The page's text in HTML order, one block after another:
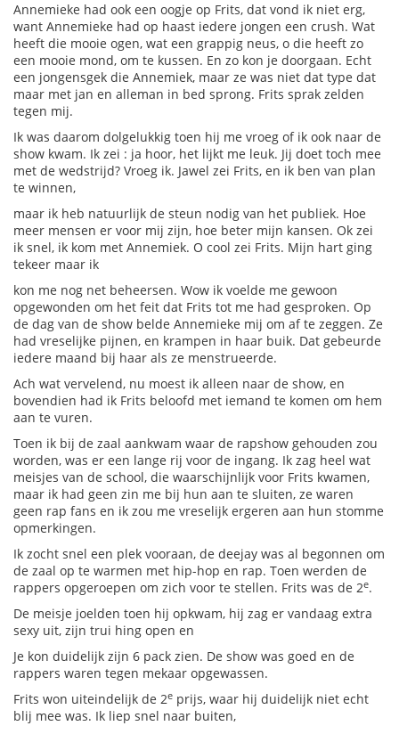
Annemieke had ook een oogje op Frits, dat vond ik niet erg,
want Annemieke had op haast iedere jongen een crush. Wat
heeft die mooie ogen, wat een grappig neus, o die heeft zo
een mooie mond, om te kussen. En zo kon je doorgaan. Echt
een jongensgek die Annemiek, maar ze was niet dat type dat
maar met jan en alleman in bed sprong. Frits sprak zelden
tegen mij.
Ik was daarom dolgelukkig toen hij me vroeg of ik ook naar de
show kwam. Ik zei : ja hoor, het lijkt me leuk. Jij doet toch mee
met de wedstrijd? Vroeg ik. Jawel zei Frits, en ik ben van plan
te winnen,
maar ik heb natuurlijk de steun nodig van het publiek. Hoe
meer mensen er voor mij zijn, hoe beter mijn kansen. Ok zei
ik snel, ik kom met Annemiek. O cool zei Frits. Mijn hart ging
tekeer maar ik
kon me nog net beheersen. Wow ik voelde me gewoon
opgewonden om het feit dat Frits tot me had gesproken. Op
de dag van de show belde Annemieke mij om af te zeggen. Ze
had vreselijke pijnen, en krampen in haar buik. Dat gebeurde
iedere maand bij haar als ze menstrueerde.
Ach wat vervelend, nu moest ik alleen naar de show, en
bovendien had ik Frits beloofd met iemand te komen om hem
aan te vuren.
Toen ik bij de zaal aankwam waar de rapshow gehouden zou
worden, was er een lange rij voor de ingang. Ik zag heel wat
meisjes van de school, die waarschijnlijk voor Frits kwamen,
maar ik had geen zin me bij hun aan te sluiten, ze waren
geen rap fans en ik zou me vreselijk ergeren aan hun stomme
opmerkingen.
Ik zocht snel een plek vooraan, de deejay was al begonnen om
de zaal op te warmen met hip-hop en rap. Toen werden de
rappers opgeroepen om zich voor te stellen. Frits was de 2e.
De meisje joelden toen hij opkwam, hij zag er vandaag extra
sexy uit, zijn trui hing open en
Je kon duidelijk zijn 6 pack zien. De show was goed en de
rappers waren tegen mekaar opgewassen.
Frits won uiteindelijk de 2e prijs, waar hij duidelijk niet echt
blij mee was. Ik liep snel naar buiten,